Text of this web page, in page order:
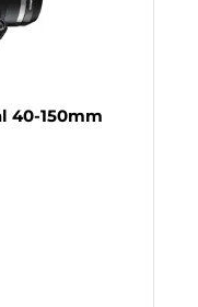
40-150mm